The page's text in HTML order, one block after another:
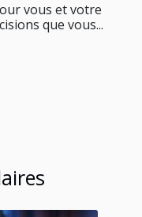
vous et votre
que vous...